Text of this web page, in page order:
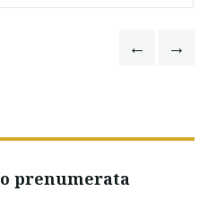
prenumerata